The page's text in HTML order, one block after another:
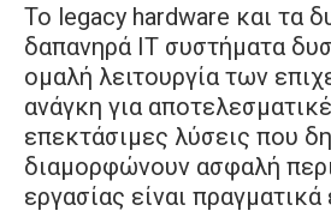
Το legacy hardware και τα
δαπανηρά ΙΤ συστήματα
ομαλή λειτουργία των
ανάγκη για
επεκτάσιμες λύσεις που
διαμορφώνουν ασφαλή
εργασίας είναι πραγματικά